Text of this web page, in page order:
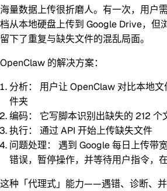
海量数据上传很折磨人。有一次，用户
档从本地硬盘上传到 Google Drive，但
留下了重复与缺失文件的混乱局面。
OpenClaw 的解决方案：
分析：
用户让 OpenClaw 对比本地
件夹
编码：
它写脚本识别出缺失的 212 个
执行：
通过 API 开始上传缺失文件
问题处理：
遇到 Google 每日上传带
错误，暂停操作，并等待用户指令，
这种「代理式」能力——遇错、诊断、